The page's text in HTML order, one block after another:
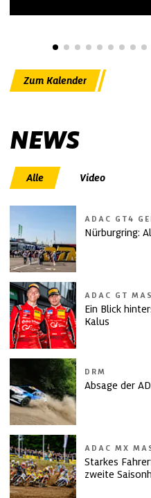
Zum Kalender
NEWS
Alle Video
ADAC GT4
Nürburgring:
ADAC GT
Ein Blick
Kalus
DRM
Absage der
ADAC MX
Starkes
zweite